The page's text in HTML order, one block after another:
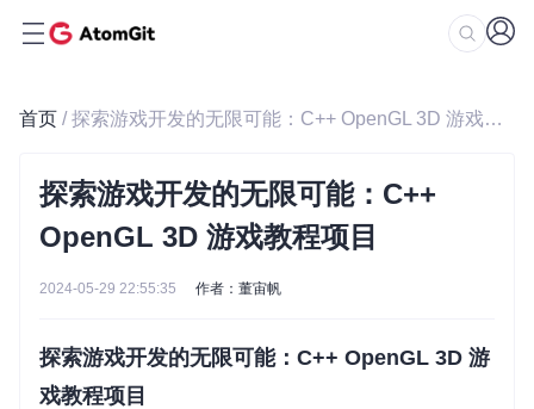
首页 / 探索游戏开发的无限可能：C++ OpenGL 3D 游戏教程项目
探索游戏开发的无限可能：C++
OpenGL 3D 游戏教程项目
2024-05-29 22:55:35 作者：董宙帆
探索游戏开发的无限可能：C++ OpenGL 3D 游
戏教程项目